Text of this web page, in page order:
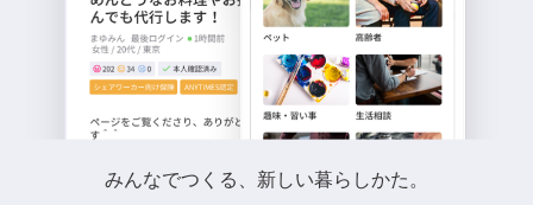
みんなでつくる、新しい暮らしかた。